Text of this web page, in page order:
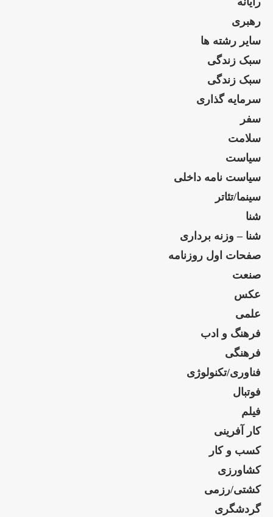
رهبری
سایر رشته ها
سبک زندگی
سبک زندگی
سرمایه گذاری
سفر
سلامت
سیاست
سیاست نامه داخلی
سینما/تئاتر
شنا
شنا – وزنه برداری
صفحات اول روزنامه
صنعت
عکس
علمی
فرهنگ و ادب
فرهنگی
فناوری/تکنولوژی
فوتبال
فیلم
کار آفرینی
کسب و کار
کشاورزی
کشتی/رزمی
گردشگری